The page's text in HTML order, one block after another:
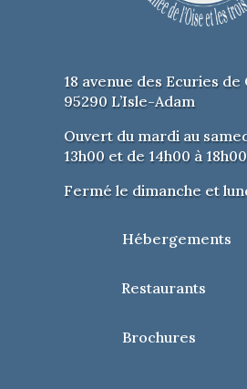
18 avenue des Ecuries de
95290 L’Isle-Adam
Ouvert du mardi au
13h00 et de 14h00 à 18h00
Fermé le dimanche et
Hébergements
Restaurants
Brochures